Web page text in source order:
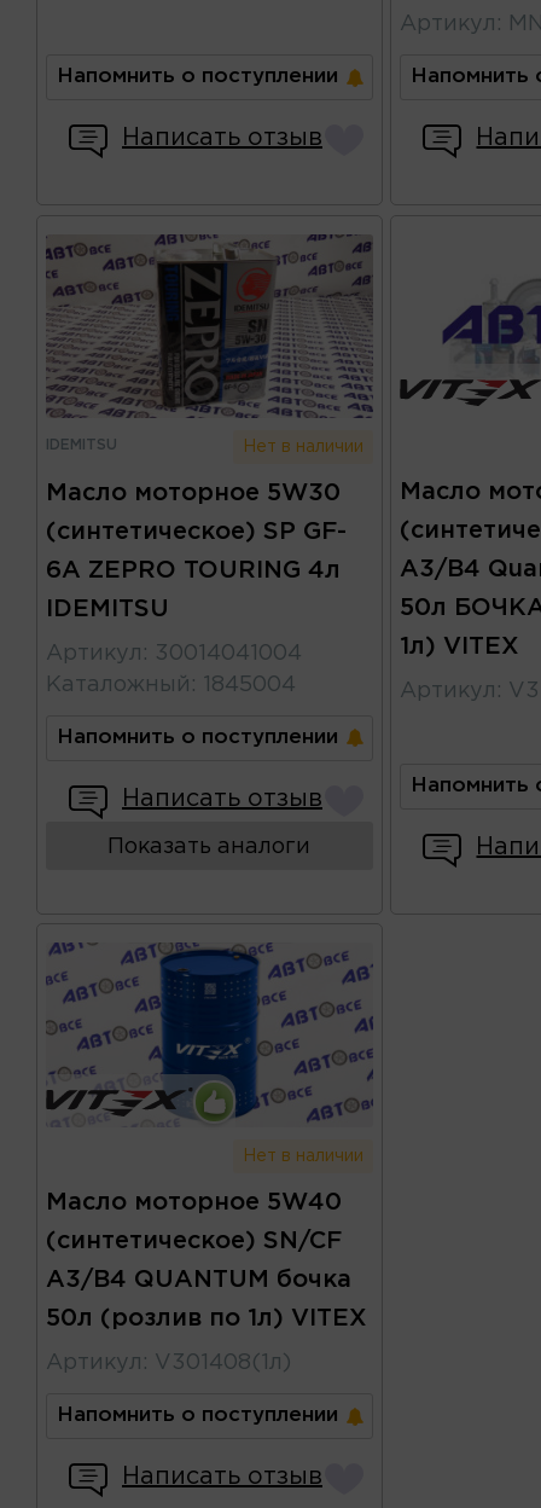
Напомнить о поступлении
Написать отзыв
Артикул :
Напомнить
IDEMITSU Нет в наличии
Масло моторное 5W30
(синтетическое) SP GF-
6A ZEPRO TOURING 4л
IDEMITSU
Артикул : 30014041004
Каталожный : 1845004
Напомнить о поступлении
Написать отзыв
Показать аналоги
Масло
A3/B4
50л
1л) VITEX
Артикул :
Напомнить
Нет в наличии
Масло моторное 5W40
(синтетическое) SN/CF
A3/B4 QUANTUM бочка
50л (розлив по 1л) VITEX
Артикул : V301408(1л)
Напомнить о поступлении
Написать отзыв